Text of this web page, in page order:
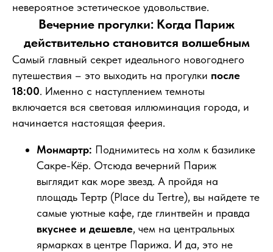
невероятное эстетическое удовольствие.
Вечерние прогулки: Когда Париж
действительно становится волшебным
Самый главный секрет идеального новогоднего
путешествия – это выходить на прогулки после
18:00. Именно с наступлением темноты
включается вся световая иллюминация города, и
начинается настоящая феерия.
Монмартр: Поднимитесь на холм к базилике
Сакре-Кёр. Отсюда вечерний Париж
выглядит как море звезд. А пройдя на
площадь Тертр (Place du Tertre), вы найдете те
самые уютные кафе, где глинтвейн и правда
вкуснее и дешевле, чем на центральных
ярмарках в центре Парижа. И да, это не